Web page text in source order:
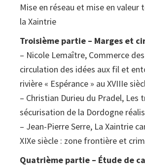
Mise en réseau et mise en valeur
la Xaintrie
Troisième partie – Marges et
– Nicole Lemaître, Commerce
circulation des idées aux fil et
rivière « Espérance » au XVIIIe
– Christian Durieu du Pradel, Les
sécurisation de la Dordogne
– Jean-Pierre Serre, La Xaintrie
XIXe siècle : zone frontière et
Quatrième partie – Étude de